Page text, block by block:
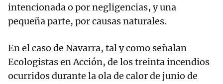
intencionada o por negligencias, y una
pequeña parte, por causas naturales.
En el caso de Navarra, tal y como señalan
Ecologistas en Acción, de los treinta incendios
ocurridos durante la ola de calor de junio de